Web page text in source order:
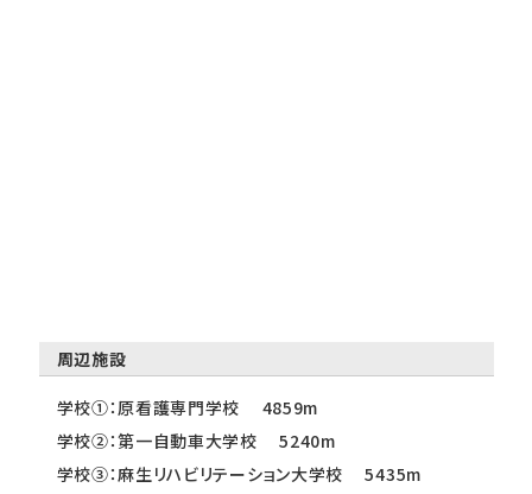
周辺施設
学校①：原看護専門学校 4859m
学校②：第一自動車大学校 5240m
学校③：麻生リハビリテーション大学校 5435m